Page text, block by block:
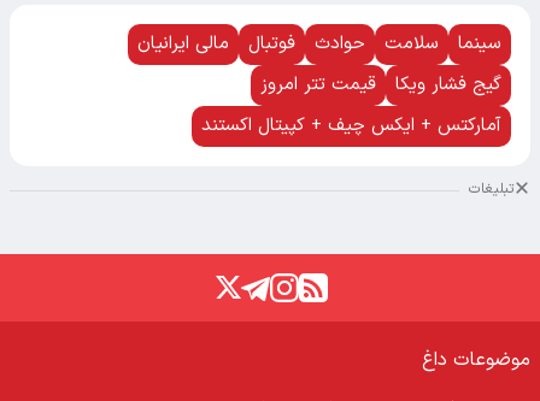
سینما سلامت حوادث فوتبال
مالی ایرانیان
گیج فشار ویکا
قیمت تتر امروز
آمارکتس + ایکس چیف + کپیتال اکستند
تبلیغات
موضوعات داغ